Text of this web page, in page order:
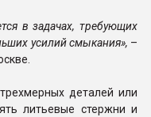
в задачах, требующих
усилий смыкания», –
деталей или
литьевые стержни и